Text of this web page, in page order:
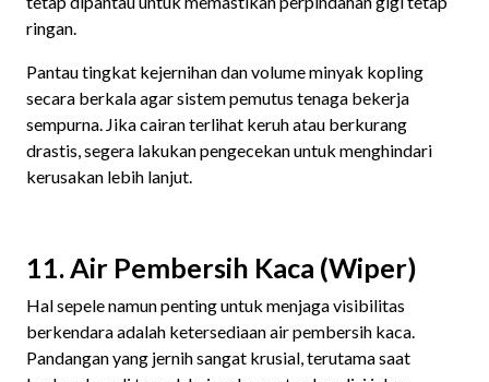
ringan.
Pantau tingkat kejernihan dan volume minyak kopling
secara berkala agar sistem pemutus tenaga bekerja
sempurna. Jika cairan terlihat keruh atau berkurang
drastis, segera lakukan pengecekan untuk menghindari
kerusakan lebih lanjut.
11. Air Pembersih Kaca (Wiper)
Hal sepele namun penting untuk menjaga visibilitas
berkendara adalah ketersediaan air pembersih kaca.
Pandangan yang jernih sangat krusial, terutama saat